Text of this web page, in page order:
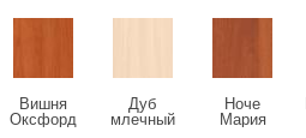
Вишня
Оксфорд
Дуб
млечный
Ноче
Мария